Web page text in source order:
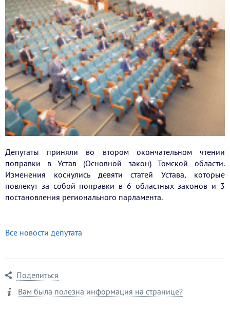
Депутаты приняли во втором окончательном чтении
поправки в Устав (Основной закон) Томской области.
Изменения коснулись девяти статей Устава, которые
повлекут за собой поправки в 6 областных законов и 3
постановления регионального парламента.
Все новости депутата
Поделиться
Вам была полезна информация на странице?